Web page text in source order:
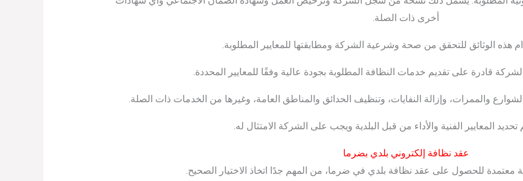
أخرى ذات الصلة.
هذه الوثائق للتحقق من صحة وشرعية الشركة ومطابقتها للمعايير المطلوبة.
قادرة على تقديم خدمات النظافة المطلوبة بجودة عالية وفقًا للمعايير المحددة.
والممرات، وإزالة النفايات، وتنظيف الحدائق والمناطق العامة، وغيرها من الخدمات ذات الصلة.
المعايير الفنية والأداء من قبل البلدية ويجب على الشركة الامتثال له.
عقد نظافة إلكتروني بلدي بضرما
للحصول على عقد نظافة بلدي في ضرما، من المهم جدًا اتخاذ الاختيار الصحيح.